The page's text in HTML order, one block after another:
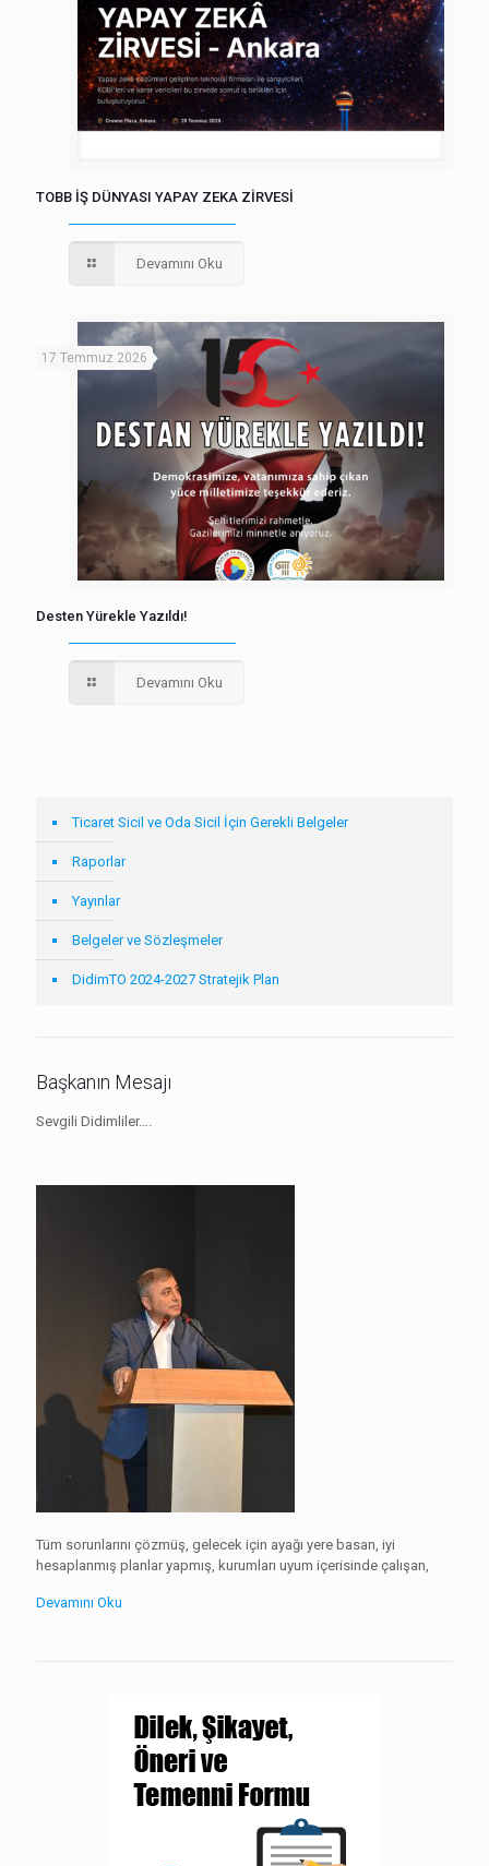
TOBB İŞ DÜNYASI YAPAY ZEKA ZİRVESİ
Devamını Oku
17 Temmuz 2026
Desten Yürekle Yazıldı!
Devamını Oku
Ticaret Sicil ve Oda Sicil İçin Gerekli Belgeler
Raporlar
Yayınlar
Belgeler ve Sözleşmeler
DidimTO 2024-2027 Stratejik Plan
Başkanın Mesajı
Sevgili Didimliler….
Tüm sorunlarını çözmüş, gelecek için ayağı yere basan, iyi
hesaplanmış planlar yapmış, kurumları uyum içerisinde çalışan,
Devamını Oku